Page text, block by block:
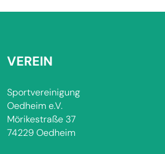
VEREIN
Sportvereinigung
Oedheim e.V.
Mörikestraße 37
74229 Oedheim